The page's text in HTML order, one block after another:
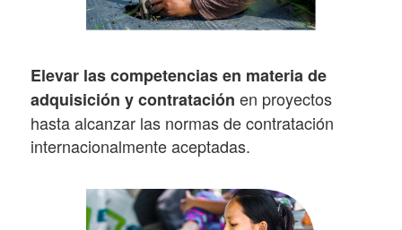
Elevar las competencias en materia de
adquisición y contratación en proyectos
hasta alcanzar las normas de contratación
internacionalmente aceptadas.